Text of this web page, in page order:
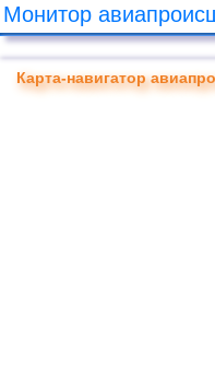
Монитор
Карта-навигатор